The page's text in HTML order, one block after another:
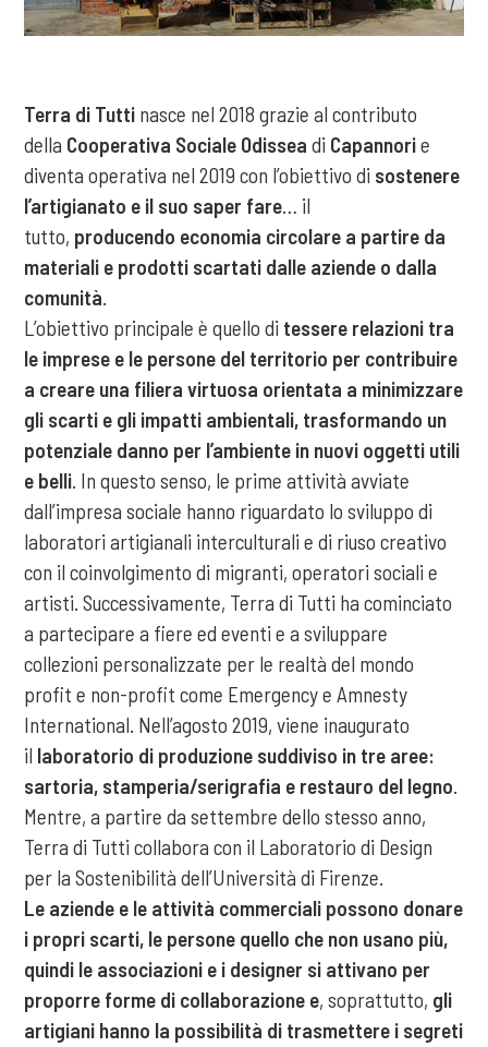
Terra di Tutti nasce nel 2018 grazie al contributo
della Cooperativa Sociale Odissea di Capannorie
diventa operativa nel 2019 con l’obiettivo di sostenere
l’artigianato e il suo saper fare… il
tutto, producendo economia circolare a partire da
materiali e prodotti scartati dalle aziende o dalla
comunità.
L’obiettivo principale è quello di tessere relazioni tra
le imprese e le persone del territorio per contribuire
a creare una filiera virtuosa orientata a minimizzare
gli scarti e gli impatti ambientali, trasformando un
potenziale danno per l’ambiente in nuovi oggetti utili
e belli. In questo senso, le prime attività avviate
dall’impresa sociale hanno riguardato lo sviluppo di
laboratori artigianali interculturali e di riuso creativo
con il coinvolgimento di migranti, operatori sociali e
artisti. Successivamente, Terra di Tutti ha cominciato
a partecipare a fiere ed eventi e a sviluppare
collezioni personalizzate per le realtà del mondo
profit e non-profit come Emergency e Amnesty
International. Nell’agosto 2019, viene inaugurato
il laboratorio di produzione suddiviso in tre aree:
sartoria, stamperia/serigrafia e restauro del legno.
Mentre, a partire da settembre dello stesso anno,
Terra di Tutti collabora con il Laboratorio di Design
per la Sostenibilità dell’Università di Firenze.
Le aziende e le attività commerciali possono donare
i propri scarti, le persone quello che non usano più,
quindi le associazioni e i designer si attivano per
proporre forme di collaborazione e, soprattutto, gli
artigiani hanno la possibilità di trasmettere i segreti